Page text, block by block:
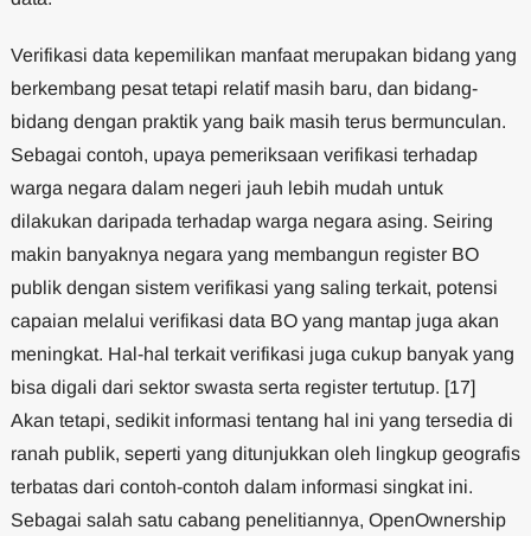
Verifikasi data kepemilikan manfaat merupakan bidang yang
berkembang pesat tetapi relatif masih baru, dan bidang-
bidang dengan praktik yang baik masih terus bermunculan.
Sebagai contoh, upaya pemeriksaan verifikasi terhadap
warga negara dalam negeri jauh lebih mudah untuk
dilakukan daripada terhadap warga negara asing. Seiring
makin banyaknya negara yang membangun register BO
publik dengan sistem verifikasi yang saling terkait, potensi
capaian melalui verifikasi data BO yang mantap juga akan
meningkat. Hal-hal terkait verifikasi juga cukup banyak yang
bisa digali dari sektor swasta serta register tertutup. [17]
Akan tetapi, sedikit informasi tentang hal ini yang tersedia di
ranah publik, seperti yang ditunjukkan oleh lingkup geografis
terbatas dari contoh-contoh dalam informasi singkat ini.
Sebagai salah satu cabang penelitiannya, OpenOwnership